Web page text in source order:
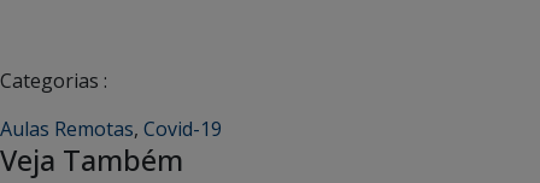
Categorias :
Aulas Remotas, Covid-19
Veja Também